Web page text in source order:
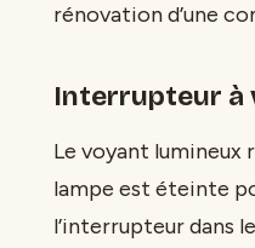
rénovation d’une
Interrupteur à
Le voyant lumineux
lampe est éteinte
l’interrupteur dans